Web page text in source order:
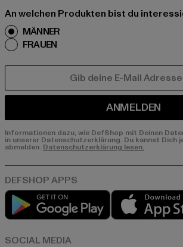
An welchen Produkten bist du
MÄNNER
FRAUEN
ANMELDEN
Informationen dazu, wie DefShop mit Deinen
in unserer Datenschutzerklärung. Du kannst
abmelden. Datenschutzerklärung lesen.
Play market